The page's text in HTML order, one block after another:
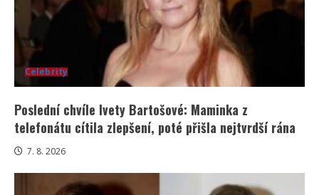
Celebrity
Poslední chvíle Ivety Bartošové: Maminka z
telefonátu cítila zlepšení, poté přišla nejtvrdší rána
7. 8. 2026